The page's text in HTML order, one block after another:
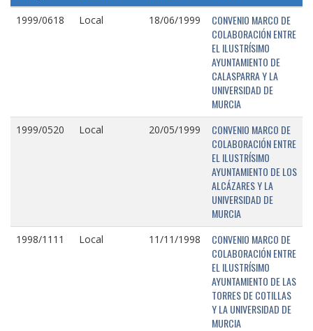
1999/0618 Local 18/06/1999
CONVENIO MARCO DE
COLABORACIÓN ENTRE
EL ILUSTRÍSIMO
AYUNTAMIENTO DE
CALASPARRA Y LA
UNIVERSIDAD DE
MURCIA
1999/0520 Local 20/05/1999
CONVENIO MARCO DE
COLABORACIÓN ENTRE
EL ILUSTRÍSIMO
AYUNTAMIENTO DE LOS
ALCÁZARES Y LA
UNIVERSIDAD DE
MURCIA
1998/1111 Local 11/11/1998
CONVENIO MARCO DE
COLABORACIÓN ENTRE
EL ILUSTRÍSIMO
AYUNTAMIENTO DE LAS
TORRES DE COTILLAS
Y LA UNIVERSIDAD DE
MURCIA